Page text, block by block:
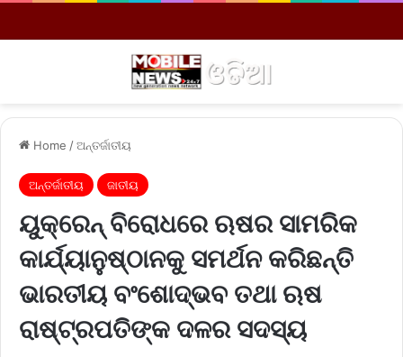
Home /ଅନ୍ତର୍ଜାତୀୟ
ଅନ୍ତର୍ଜାତୀୟ ଜାତୀୟ
ୟୁକ୍ରେନ୍‌ ବିରୋଧରେ ଋଷର ସାମରିକ
କାର୍ଯ୍ୟାନୁଷ୍ଠାନକୁ ସମର୍ଥନ କରିଛନ୍ତି
ଭାରତୀୟ ବଂଶୋଦ୍ଭବ ତଥା ଋଷ
ରାଷ୍ଟ୍ରପତିଙ୍କ ଦଳର ସଦସ୍ୟ